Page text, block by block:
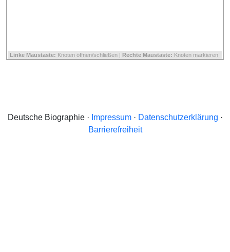
Linke Maustaste: Knoten öffnen/schließen | Rechte Maustaste: Knoten markieren
Deutsche Biographie · Impressum· Datenschutzerklärung ·
Barrierefreiheit